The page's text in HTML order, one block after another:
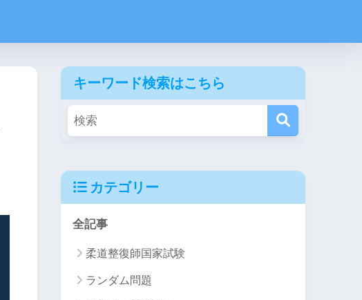
キーワード検索はこちら
カテゴリー
全記事
柔道整復師国家試験
ランダム問題